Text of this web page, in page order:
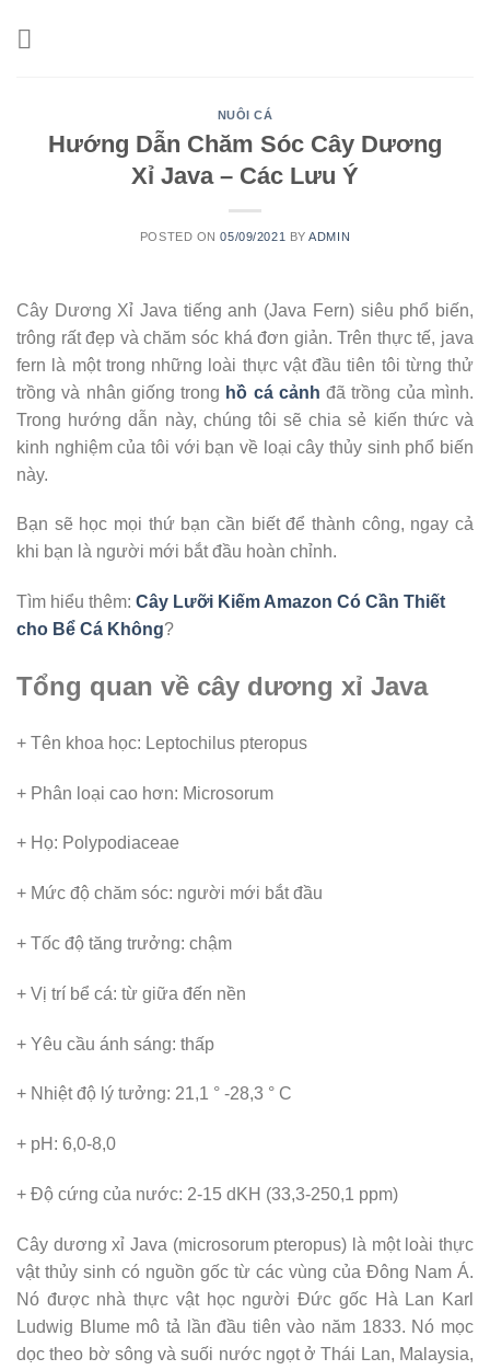
NUÔI CÁ
Hướng Dẫn Chăm Sóc Cây Dương
Xỉ Java – Các Lưu Ý
POSTED ON05/09/2021 BYADMIN
Cây Dương Xỉ Java tiếng anh (Java Fern) siêu phổ biến,
trông rất đẹp và chăm sóc khá đơn giản. Trên thực tế, java
fern là một trong những loài thực vật đầu tiên tôi từng thử
trồng và nhân giống trong hồ cá cảnh đã trồng của mình.
Trong hướng dẫn này, chúng tôi sẽ chia sẻ kiến ​​thức và
kinh nghiệm của tôi với bạn về loại cây thủy sinh phổ biến
này.
Bạn sẽ học mọi thứ bạn cần biết để thành công, ngay cả
khi bạn là người mới bắt đầu hoàn chỉnh.
Tìm hiểu thêm: Cây Lưỡi Kiếm Amazon Có Cần Thiết
cho Bể Cá Không?
Tổng quan về cây dương xỉ Java
+ Tên khoa học: Leptochilus pteropus
+ Phân loại cao hơn: Microsorum
+ Họ: Polypodiaceae
+ Mức độ chăm sóc: người mới bắt đầu
+ Tốc độ tăng trưởng: chậm
+ Vị trí bể cá: từ giữa đến nền
+ Yêu cầu ánh sáng: thấp
+ Nhiệt độ lý tưởng: 21,1 ° -28,3 ° C
+ pH: 6,0-8,0
+ Độ cứng của nước: 2-15 dKH (33,3-250,1 ppm)
Cây dương xỉ Java (microsorum pteropus) là một loài thực
vật thủy sinh có nguồn gốc từ các vùng của Đông Nam Á.
Nó được nhà thực vật học người Đức gốc Hà Lan Karl
Ludwig Blume mô tả lần đầu tiên vào năm 1833. Nó mọc
dọc theo bờ sông và suối nước ngọt ở Thái Lan, Malaysia,